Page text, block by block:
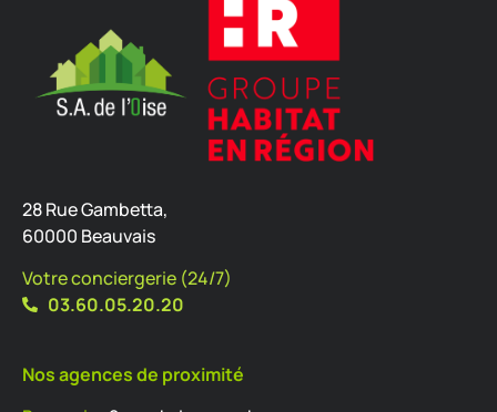
28 Rue Gambetta,
60000 Beauvais
Votre conciergerie (24/7)
03.60.05.20.20
Nos agences de proximité